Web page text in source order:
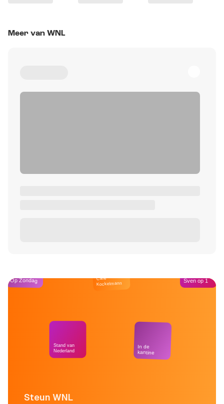
Meer van WNL
Steun WNL
Op Zondag
Stand van
Nederland
Café
Kockelmann
In de
kantine
Sven op 1